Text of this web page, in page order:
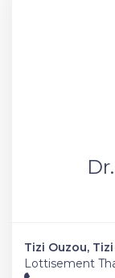
Tizi Ouzou,
Lottisement